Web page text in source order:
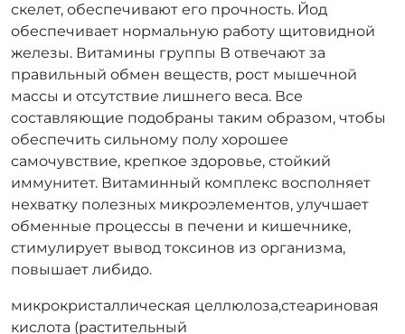
скелет, обеспечивают его прочность. Йод
обеспечивает нормальную работу щитовидной
железы. Витамины группы В отвечают за
правильный обмен веществ, рост мышечной
массы и отсутствие лишнего веса. Все
составляющие подобраны таким образом, чтобы
обеспечить сильному полу хорошее
самочувствие, крепкое здоровье, стойкий
иммунитет. Витаминный комплекс восполняет
нехватку полезных микроэлементов, улучшает
обменные процессы в печени и кишечнике,
стимулирует вывод токсинов из организма,
повышает либидо.
микрокристаллическая целлюлоза,стеариновая
кислота (растительный